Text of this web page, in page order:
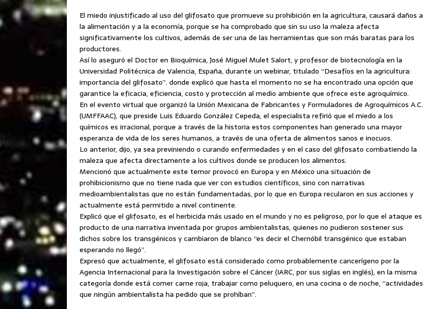
El miedo injustificado al uso del glifosato que promueve su prohibición en la agricultura, causará daños a
la alimentación y a la economía, porque se ha comprobado que sin su uso la maleza afecta
significativamente los cultivos, además de ser una de las herramientas que son más baratas para los
productores.
Así lo aseguró el Doctor en Bioquímica, José Miguel Mulet Salort, y profesor de biotecnología en la
Universidad Politécnica de Valencia, España, durante un webinar, titulado “Desafíos en la agricultura:
importancia del glifosato”. donde explicó que hasta el momento no se ha encontrado una opción que
garantice la eficacia, eficiencia, costo y protección al medio ambiente que ofrece este agroquímico.
En el evento virtual que organizó la Unión Mexicana de Fabricantes y Formuladores de Agroquímicos A.C.
(UMFFAAC), que preside Luis Eduardo González Cepeda, el especialista refirió que el miedo a los
químicos es irracional, porque a través de la historia estos componentes han generado una mayor
esperanza de vida de los seres humanos, a través de una oferta de alimentos sanos e inocuos.
Lo anterior, dijo, ya sea previniendo o curando enfermedades y en el caso del glifosato combatiendo la
maleza que afecta directamente a los cultivos donde se producen los alimentos.
Mencionó que actualmente este temor provocó en Europa y en México una situación de
prohibicionismo que no tiene nada que ver con estudios científicos, sino con narrativas
medioambientalistas que no están fundamentadas, por lo que en Europa recularon en sus acciones y
actualmente está permitido a nivel continente.
Explicó que el glifosato, es el herbicida más usado en el mundo y no es peligroso, por lo que el ataque es
producto de una narrativa inventada por grupos ambientalistas, quienes no pudieron sostener sus
dichos sobre los transgénicos y cambiaron de blanco “es decir el Chernóbil transgénico que estaban
esperando no llegó”.
Expresó que actualmente, el glifosato está considerado como probablemente cancerígeno por la
Agencia Internacional para la Investigación sobre el Cáncer (IARC, por sus siglas en inglés), en la misma
categoría donde está comer carne roja, trabajar como peluquero, en una cocina o de noche, “actividades
que ningún ambientalista ha pedido que se prohíban”.